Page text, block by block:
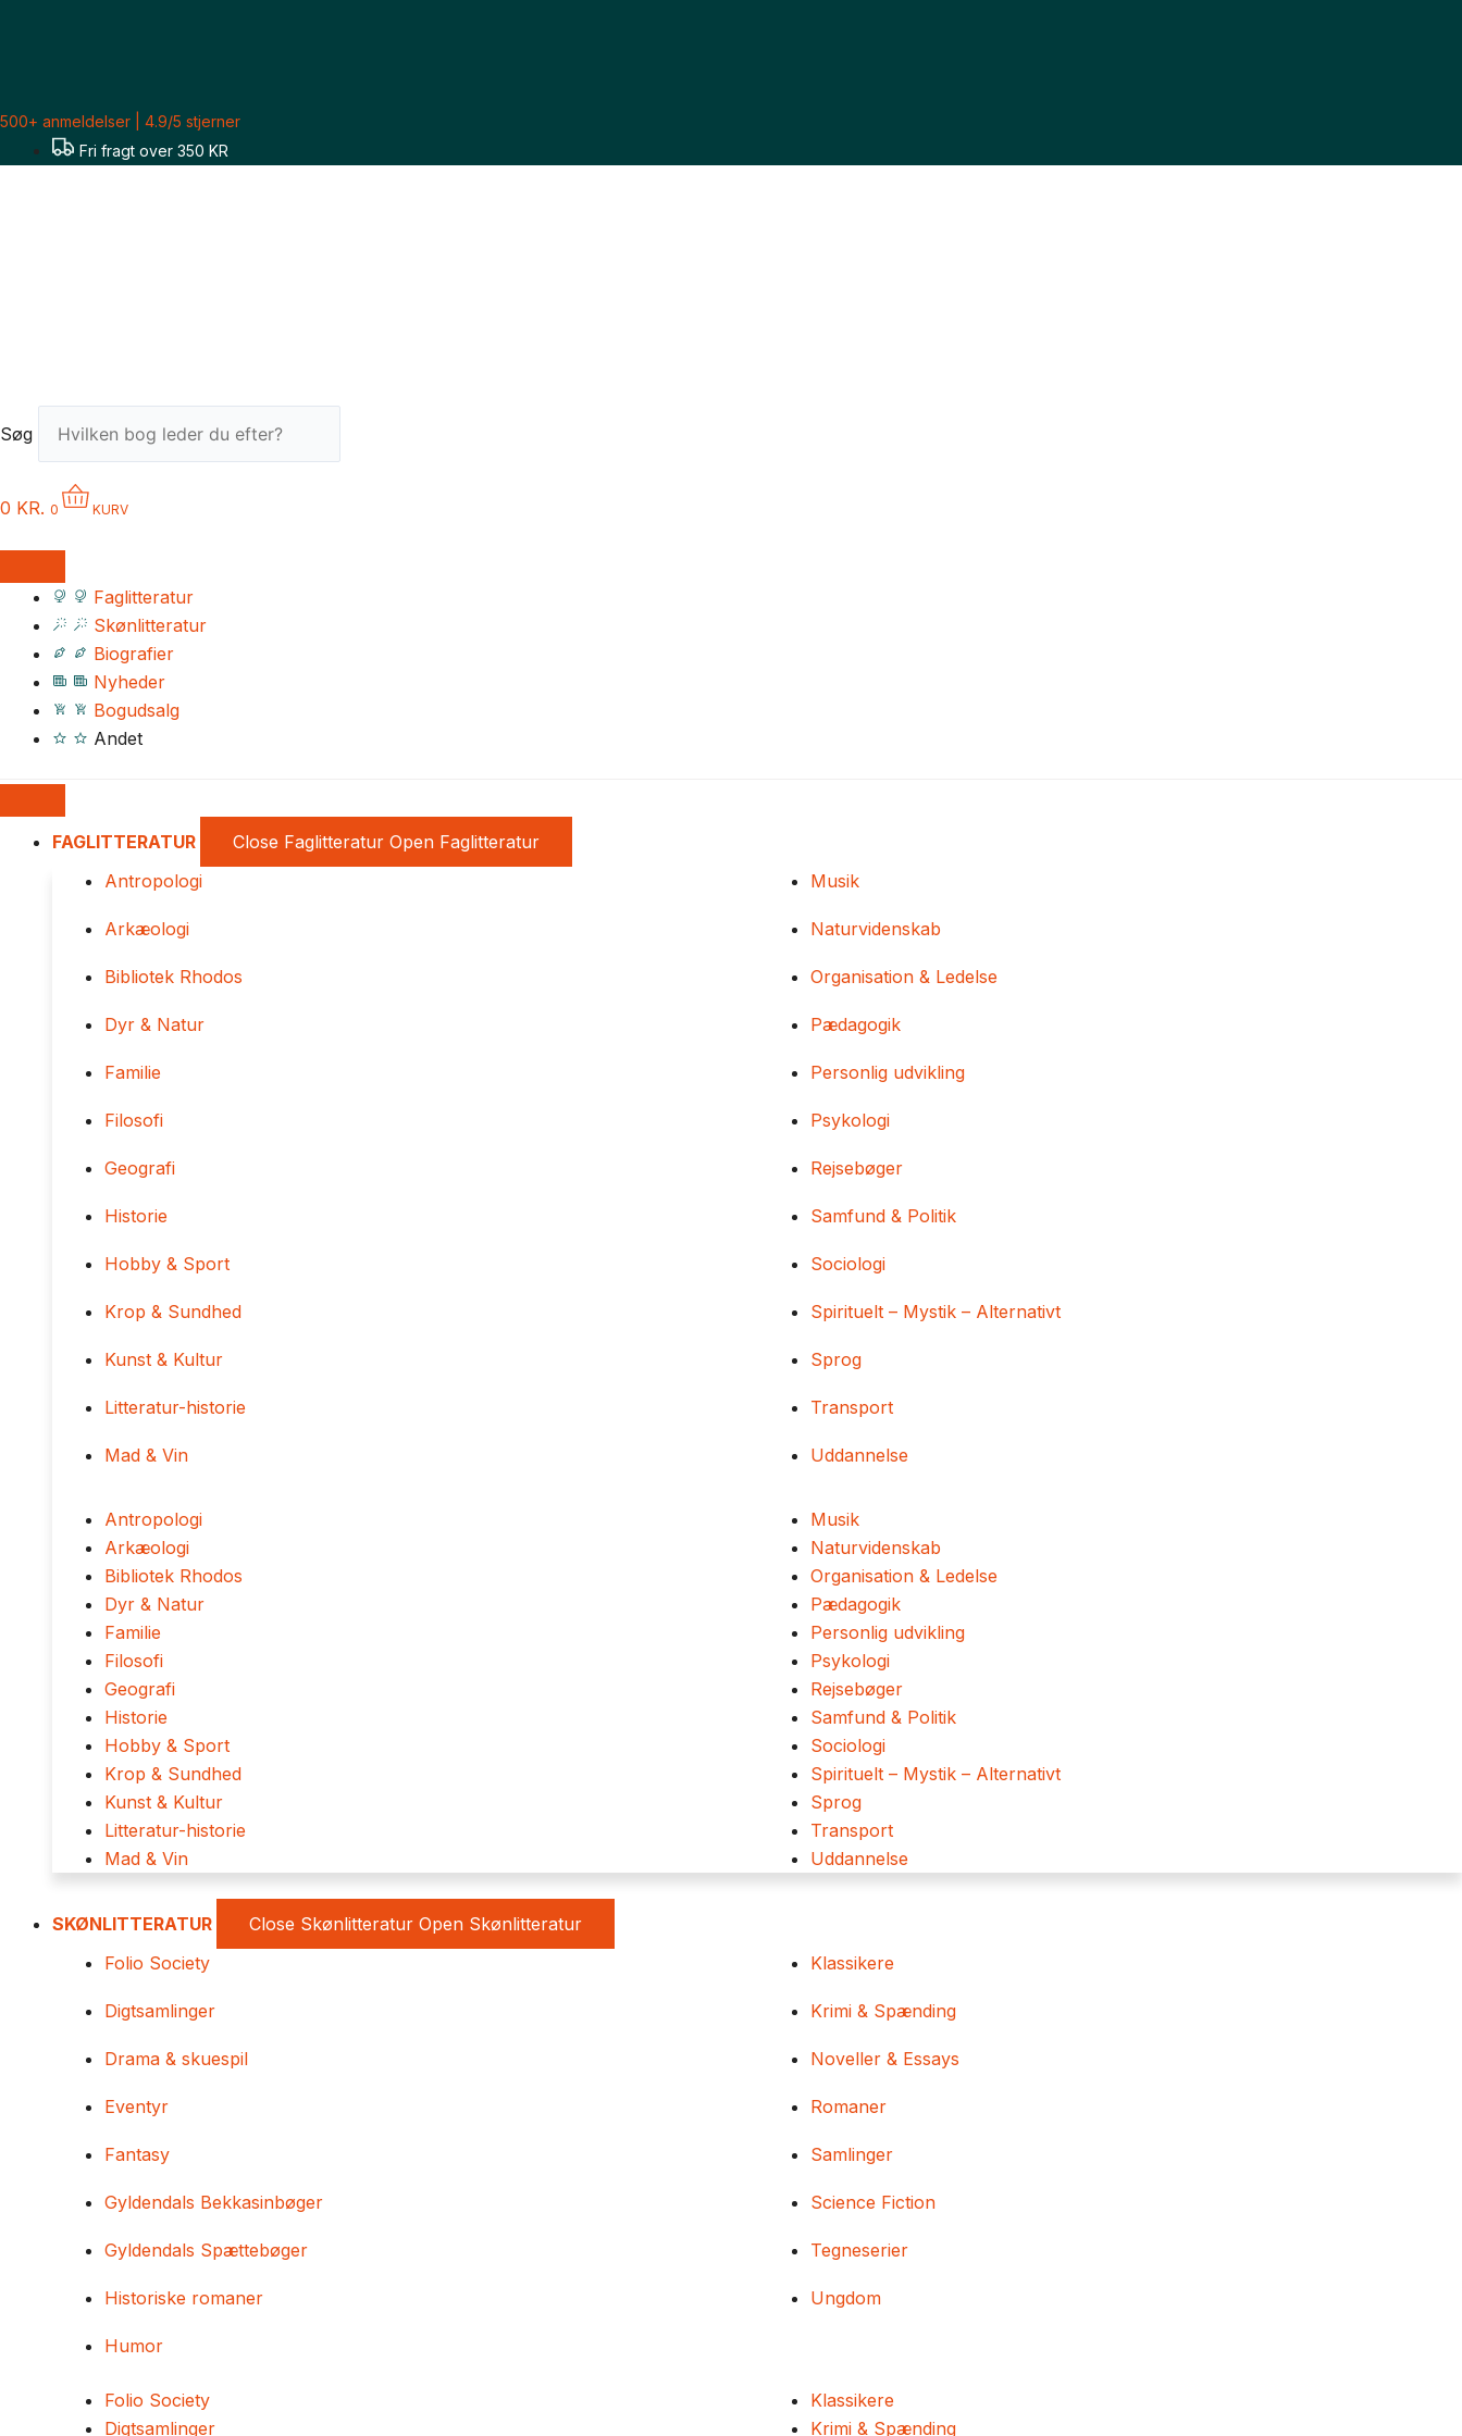
500+ anmeldelser | 4.9/5 stjerner
Fri fragt over 350 KR
Søg
0 KR. 0 KURV
Faglitteratur
Skønlitteratur
Biografier
Nyheder
Bogudsalg
Andet
FAGLITTERATUR Close Faglitteratur Open Faglitteratur
Antropologi
Arkæologi
Bibliotek Rhodos
Dyr & Natur
Familie
Filosofi
Geografi
Historie
Hobby & Sport
Krop & Sundhed
Kunst & Kultur
Litteratur-historie
Mad & Vin
Musik
Naturvidenskab
Organisation & Ledelse
Pædagogik
Personlig udvikling
Psykologi
Rejsebøger
Samfund & Politik
Sociologi
Spirituelt – Mystik – Alternativt
Sprog
Transport
Uddannelse
Antropologi
Arkæologi
Bibliotek Rhodos
Dyr & Natur
Familie
Filosofi
Geografi
Historie
Hobby & Sport
Krop & Sundhed
Kunst & Kultur
Litteratur-historie
Mad & Vin
Musik
Naturvidenskab
Organisation & Ledelse
Pædagogik
Personlig udvikling
Psykologi
Rejsebøger
Samfund & Politik
Sociologi
Spirituelt – Mystik – Alternativt
Sprog
Transport
Uddannelse
SKØNLITTERATUR Close Skønlitteratur Open Skønlitteratur
Folio Society
Digtsamlinger
Drama & skuespil
Eventyr
Fantasy
Gyldendals Bekkasinbøger
Gyldendals Spættebøger
Historiske romaner
Humor
Klassikere
Krimi & Spænding
Noveller & Essays
Romaner
Samlinger
Science Fiction
Tegneserier
Ungdom
Folio Society
Digtsamlinger
Klassikere
Krimi & Spænding